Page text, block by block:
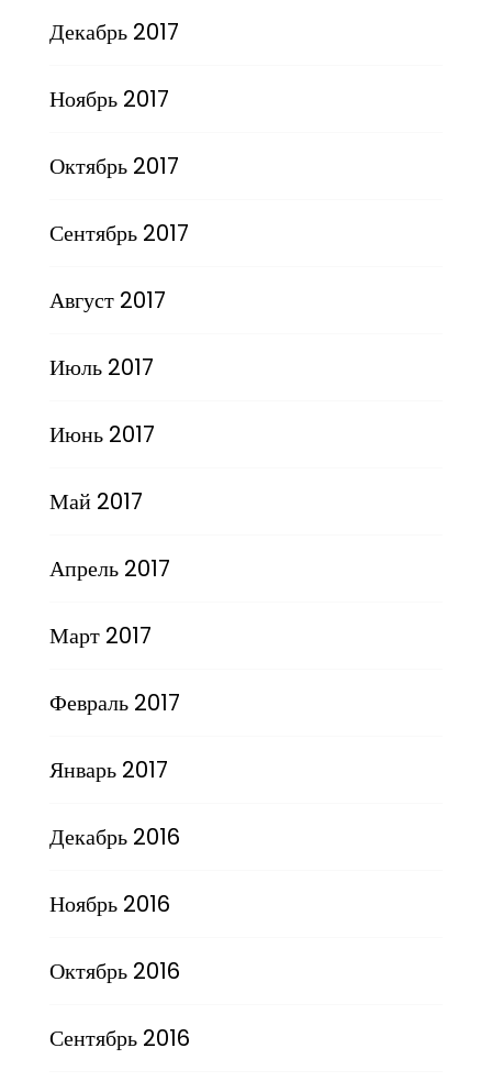
Декабрь 2017
Ноябрь 2017
Октябрь 2017
Сентябрь 2017
Август 2017
Июль 2017
Июнь 2017
Май 2017
Апрель 2017
Март 2017
Февраль 2017
Январь 2017
Декабрь 2016
Ноябрь 2016
Октябрь 2016
Сентябрь 2016